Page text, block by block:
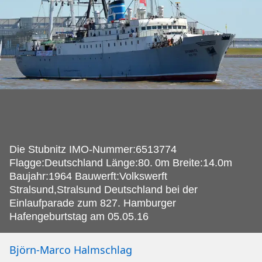
Die Stubnitz IMO-Nummer:6513774
Flagge:Deutschland Länge:80. 0m Breite:14.0m
Baujahr:1964 Bauwerft:Volkswerft
Stralsund,Stralsund Deutschland bei der
Einlaufparade zum 827. Hamburger
Hafengeburtstag am 05.05.16
Björn-Marco Halmschlag